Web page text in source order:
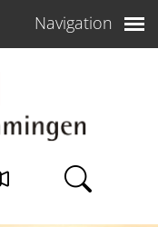
Navigation